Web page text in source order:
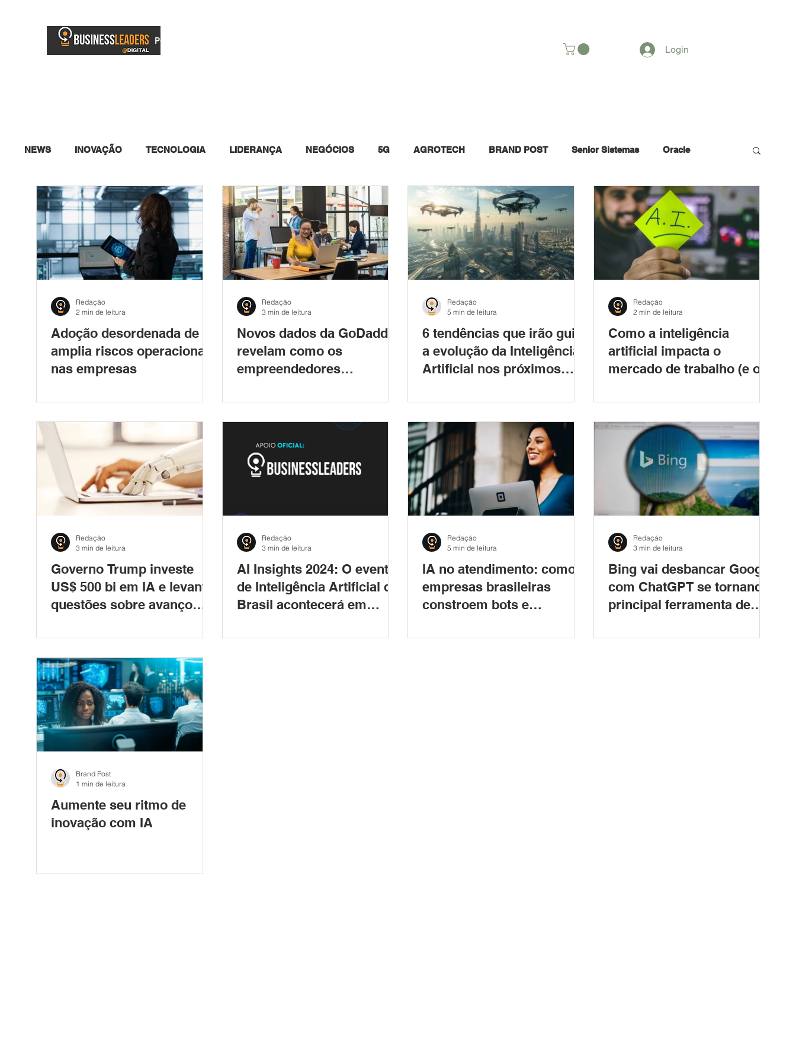
PORTAL
Login
NEWS INOVAÇÃO TECNOLOGIA LIDERANÇA NEGÓCIOS 5G AGROTECH BRAND POST Senior Sistemas Oracle
Adoção desordenada de IA
amplia riscos operacionais
nas empresas
Redação
2 min de leitura
Novos dados da GoDaddy
revelam como os
empreendedores
vendem e crescem no
mundo digital
Redação
3 min de leitura
6 tendências que irão guiar
a evolução da Inteligência
Artificial nos próximos
Redação
5 min de leitura
Como a inteligência
artificial impacta o
mercado de trabalho (e o
Redação
2 min de leitura
Governo Trump investe
US$ 500 bi em IA e levanta
questões sobre avanço
geopolítico
Redação
3 min de leitura
AI Insights 2024: O evento
de Inteligência Artificial do
Brasil acontecerá em
Redação
3 min de leitura
IA no atendimento: como
empresas brasileiras
constroem bots e
mercado
Redação
5 min de leitura
Bing vai desbancar Google
com ChatGPT se tornando
principal ferramenta de
especialista
Redação
3 min de leitura
Aumente seu ritmo de
inovação com IA
Brand Post
1 min de leitura